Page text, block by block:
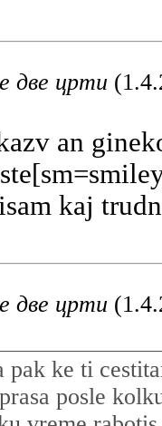
две црти
an
kaj
две црти
ke ti
posle